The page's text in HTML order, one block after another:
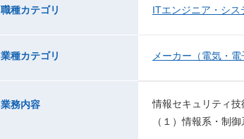
職種カテゴリ ITエンジニア・シス
業種カテゴリ メーカー（電気・電
業務内容
情報セキュリティ技
（１）情報系・制